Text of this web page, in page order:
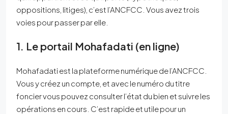
oppositions, litiges), c’est l’ANCFCC. Vous avez trois
voies pour passer par elle.
1. Le portail Mohafadati (en ligne)
Mohafadati est la plateforme numérique de l’ANCFCC.
Vous y créez un compte, et avec le numéro du titre
foncier vous pouvez consulter l’état du bien et suivre les
opérations en cours. C’est rapide et utile pour un